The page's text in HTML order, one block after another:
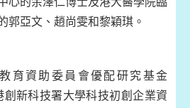
郭亞文、趙尚雯和黎穎琪。
育資助委員會優配研究基金
創新科技署大學科技初創企業資